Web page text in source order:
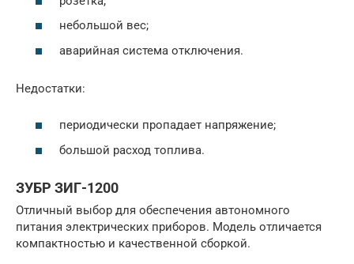
небольшой вес;
аварийная система отключения.
Недостатки:
периодически пропадает напряжение;
большой расход топлива.
ЗУБР ЗИГ-1200
Отличный выбор для обеспечения автономного
питания электрических приборов. Модель отличается
компактностью и качественной сборкой.